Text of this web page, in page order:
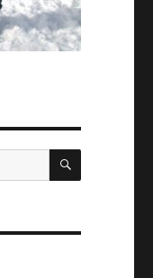
SUCHEN